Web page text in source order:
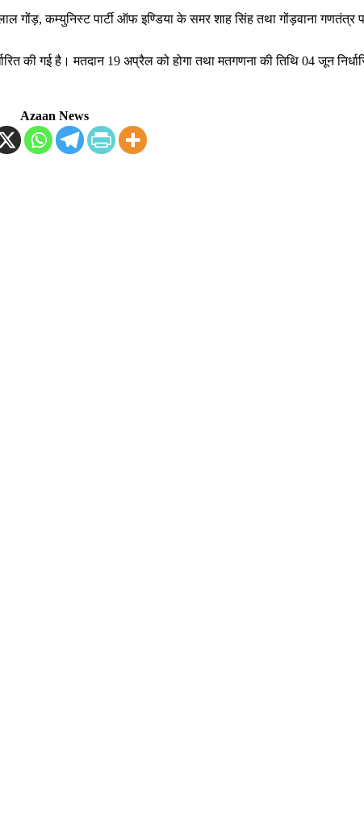
गोंड़, कम्युनिस्ट पार्टी ऑफ इण्डिया के समर शाह सिंह तथा गोंड़वाना गणतंत्र
की गई है। मतदान 19 अप्रैल को होगा तथा मतगणना की तिथि 04 जून
Azaan News